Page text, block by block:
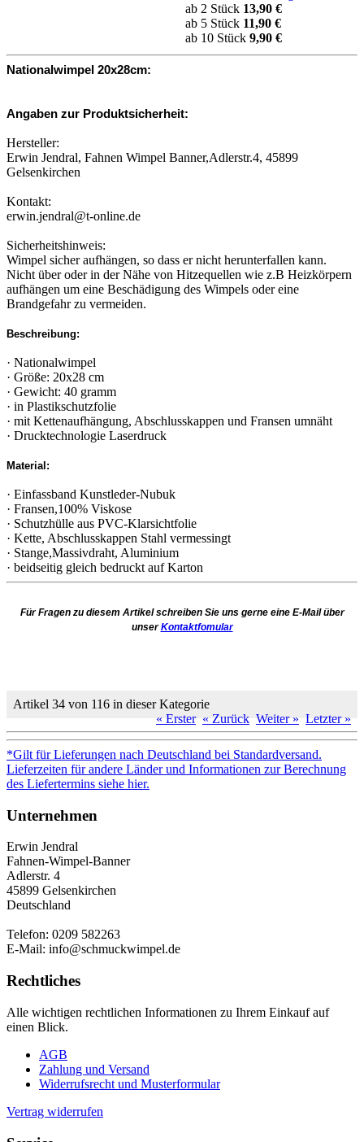
ab 2 Stück 13,90 €
ab 5 Stück 11,90 €
ab 10 Stück 9,90 €
Nationalwimpel 20x28cm:
Angaben zur Produktsicherheit:
Hersteller:
Erwin Jendral, Fahnen Wimpel Banner,Adlerstr.4, 45899
Gelsenkirchen
Kontakt:
erwin.jendral@t-online.de
Sicherheitshinweis:
Wimpel sicher aufhängen, so dass er nicht herunterfallen kann.
Nicht über oder in der Nähe von Hitzequellen wie z.B Heizkörpern
aufhängen um eine Beschädigung des Wimpels oder eine
Brandgefahr zu vermeiden.
Beschreibung:
· Nationalwimpel
· Größe: 20x28 cm
· Gewicht: 40 gramm
· in Plastikschutzfolie
· mit Kettenaufhängung, Abschlusskappen und Fransen umnäht
· Drucktechnologie Laserdruck
Material:
· Einfassband Kunstleder-Nubuk
· Fransen,100% Viskose
· Schutzhülle aus PVC-Klarsichtfolie
· Kette, Abschlusskappen Stahl vermessingt
· Stange,Massivdraht, Aluminium
· beidseitig gleich bedruckt auf Karton
Für Fragen zu diesem Artikel schreiben Sie uns gerne eine E-Mail über
unserKontaktfomular
Artikel 34 von 116 in dieser Kategorie
« Erster « Zurück Weiter » Letzter »
*Gilt für Lieferungen nach Deutschland bei Standardversand.
Lieferzeiten für andere Länder und Informationen zur Berechnung
des Liefertermins siehe hier.
Unternehmen
Erwin Jendral
Fahnen-Wimpel-Banner
Adlerstr. 4
45899 Gelsenkirchen
Deutschland
Telefon: 0209 582263
E-Mail: info@schmuckwimpel.de
Rechtliches
Alle wichtigen rechtlichen Informationen zu Ihrem Einkauf auf
einen Blick.
AGB
Zahlung und Versand
Widerrufsrecht und Musterformular
Vertrag widerrufen